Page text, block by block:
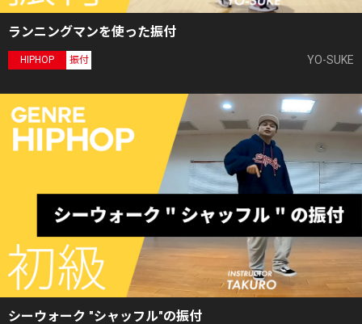
ランニングマンを使った振付
HIPHOP 振付 YO-SUKE
シーウォーク "シャッフル"の振付